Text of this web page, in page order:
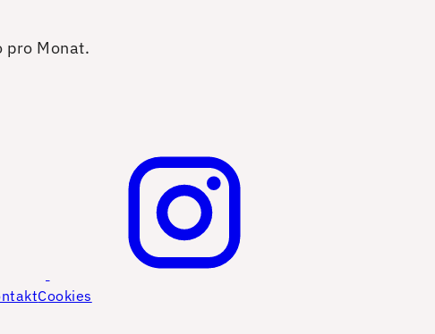
pro Monat.
Cookies